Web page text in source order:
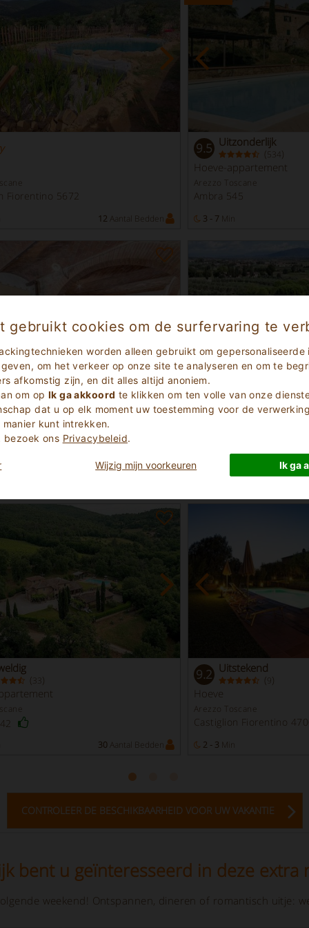
gebruikt cookies om de surfervaring te
worden alleen gebruikt om gepersonaliseerde
om het verkeer op onze site te analyseren en om te
afkomstig zijn, en dit alles altijd anoniem.
om op Ik ga akkoord te klikken om ten volle van onze
dat u op elk moment uw toestemming voor de
kunt intrekken.
bezoek ons Privacybeleid.
Wijzig mijn voorkeuren Ik ga
Fiorentino 5672
12 Aantal Bedden
9.5 Uitzonderlijk
( 534 )
Hoeve-appartement
Arezzo Toscane
Ambra 545
3 - 7 Min
( 19)
Chiana 2494
10 Uitzonderlijk
( )
Marciano Della Chiana
( 33 )
30 Aantal Bedden
9.2 Uitstekend
( 9)
Hoeve
Arezzo Toscane
Castiglion Fiorentino
2 - 3 Min
CONTROLEER DE BESCHIKBAARHEID VOOR UW VAKANTIE
bent u geïnteresseerd in deze extra
weekend! Ontspannen, dineren of romantisch uitje: